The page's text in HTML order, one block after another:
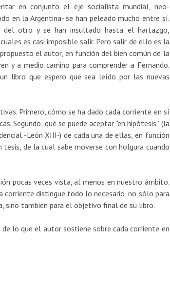
en conjunto el eje socialista mundial, neo-
en la Argentina- se han peleado mucho entre sí.
otro y se han insultado hasta el hartazgo,
es casi imposible salir. Pero salir de ello es la
el autor, en función del bien común de la
y a medio camino para comprender a Fernando.
libro que espero que sea leído por las nuevas
Primero, cómo se ha dado cada corriente en sí
Segundo, qué se puede aceptar “en hipótesis” (la
-León XIII-) de cada una de ellas, en función
de la cual sabe moverse con holgura cuando
pocas veces vista, al menos en nuestro ámbito.
corriente distingue todo lo necesario, no sólo para
sino también para el objetivo final de su libro.
lo que el autor sostiene sobre cada corriente en